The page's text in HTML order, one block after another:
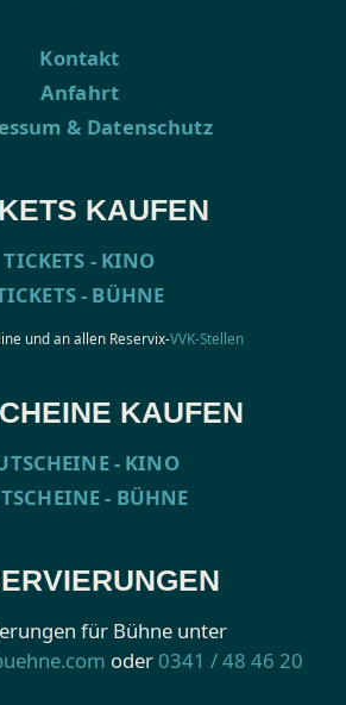
Kontakt
Anfahrt
& Datenschutz
KAUFEN
TICKETS - KINO
- BÜHNE
und an allen Reservix-VVK-Stellen
KAUFEN
- KINO
- BÜHNE
für Bühne unter
oder 0341 / 48 46 20